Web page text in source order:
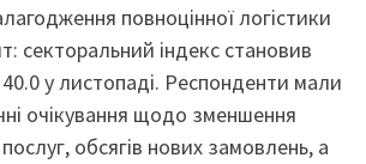
повноцінної логістики
секторальний індекс становив
40.0 у листопаді. Респонденти мали
очікування щодо зменшення
обсягів нових замовлень, а